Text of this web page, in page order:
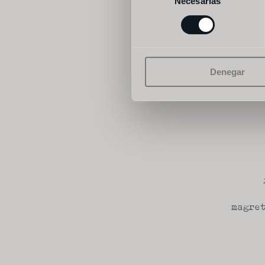
consentimiento
Denegar